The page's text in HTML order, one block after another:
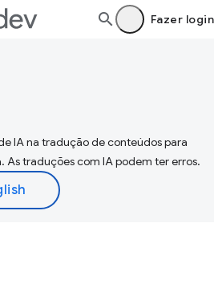
Fazer login
IA na tradução de conteúdos para
As traduções com IA podem ter erros.